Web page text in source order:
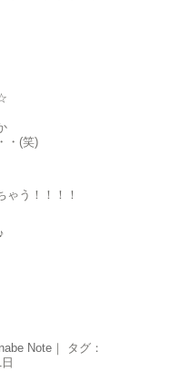
・(笑)
う！！！！
Note ｜ タグ：